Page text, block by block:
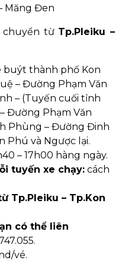
Măng Đen
chuyển từ Tp.Pleiku –
buýt thành phố Kon
– Đường Phạm Văn
– (Tuyến cuối tỉnh
Đường Phạm Văn
Phùng – Đường Đinh
Phú và Ngược lại.
– 17h00 hàng ngày.
tuyến xe chạy: cách
Tp.Pleiku – Tp.Kon
có thể liên
vé.